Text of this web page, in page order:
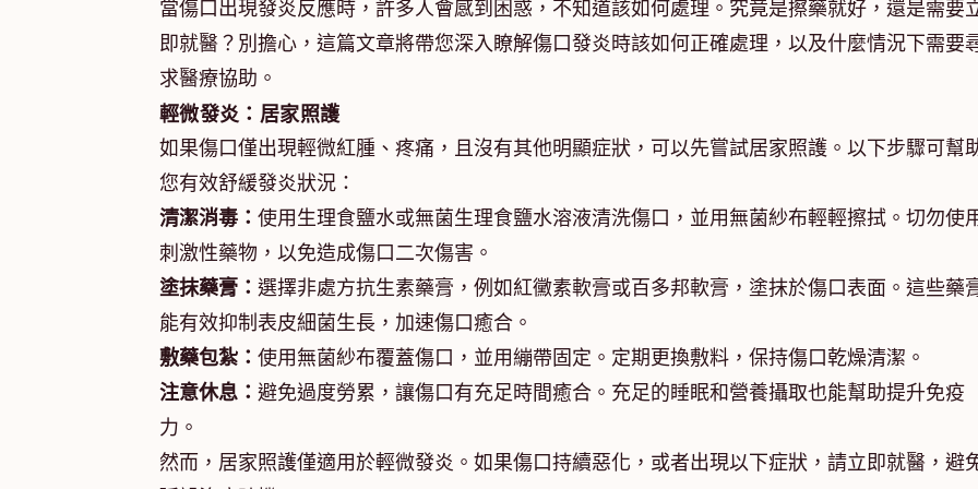
當傷口出現發炎反應時，許多人會感到困惑，不知道該如何處理。究竟是擦藥就好，還是需要
即就醫？別擔心，這篇文章將帶您深入瞭解傷口發炎時該如何正確處理，以及什麼情況下需要
求醫療協助。
輕微發炎：居家照護
如果傷口僅出現輕微紅腫、疼痛，且沒有其他明顯症狀，可以先嘗試居家照護。以下步驟可幫
您有效舒緩發炎狀況：
清潔消毒： 使用生理食鹽水或無菌生理食鹽水溶液清洗傷口，並用無菌紗布輕輕擦拭。切勿使
刺激性藥物，以免造成傷口二次傷害。
塗抹藥膏： 選擇非處方抗生素藥膏，例如紅黴素軟膏或百多邦軟膏，塗抹於傷口表面。這些藥
能有效抑制表皮細菌生長，加速傷口癒合。
敷藥包紮： 使用無菌紗布覆蓋傷口，並用繃帶固定。定期更換敷料，保持傷口乾燥清潔。
注意休息： 避免過度勞累，讓傷口有充足時間癒合。充足的睡眠和營養攝取也能幫助提升免疫
力。
然而，居家照護僅適用於輕微發炎。如果傷口持續惡化，或者出現以下症狀，請立即就醫，避